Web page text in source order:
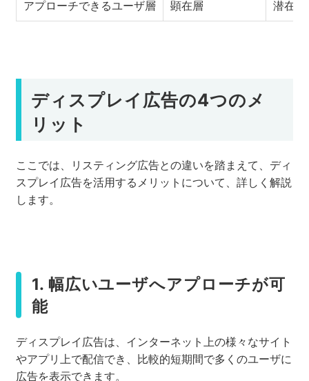
アプローチできるユーザ層 顕在層 潜在層
ディスプレイ広告の4つのメ
リット
ここでは、リスティング広告との違いを踏まえて、ディ
スプレイ広告を活用するメリットについて、詳しく解説
します。
1. 幅広いユーザへアプローチが可
能
ディスプレイ広告は、インターネット上の様々なサイト
やアプリ上で配信でき、比較的短期間で多くのユーザに
広告を表示できます。